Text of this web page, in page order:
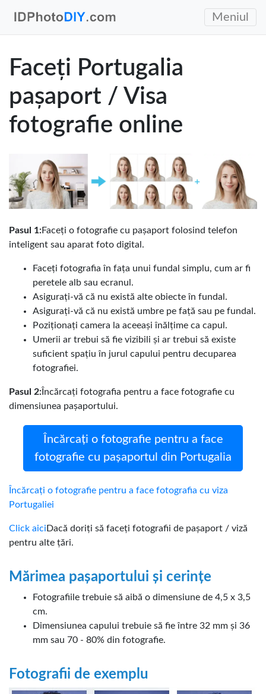
Meniul
Faceți Portugalia
pașaport / Visa
fotografie online
Pasul 1:Faceți o fotografie cu pașaport folosind telefon
inteligent sau aparat foto digital.
Faceți fotografia în fața unui fundal simplu, cum ar fi
peretele alb sau ecranul.
Asigurați-vă că nu există alte obiecte în fundal.
Asigurați-vă că nu există umbre pe față sau pe fundal.
Poziționați camera la aceeași înălțime ca capul.
Umerii ar trebui să fie vizibili și ar trebui să existe
suficient spațiu în jurul capului pentru decuparea
fotografiei.
Pasul 2: Încărcați fotografia pentru a face fotografie cu
dimensiunea pașaportului.
Încărcați o fotografie pentru a face
fotografie cu pașaportul din Portugalia
Încărcați o fotografie pentru a face fotografia cu viza
Portugaliei
Click aici Dacă doriți să faceți fotografii de pașaport / viză
pentru alte țări.
Mărimea pașaportului și cerințe
Fotografiile trebuie să aibă o dimensiune de 4,5 x 3,5
cm.
Dimensiunea capului trebuie să fie între 32 mm și 36
mm sau 70 - 80% din fotografie.
Fotografii de exemplu